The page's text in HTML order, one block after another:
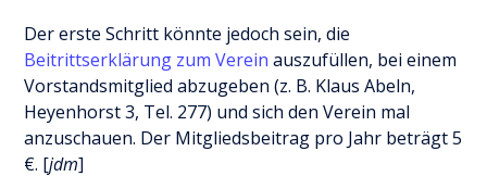
Der erste Schritt könnte jedoch sein, die
Beitrittserklärung zum Vereinauszufüllen, bei einem
Vorstandsmitglied abzugeben (z. B. Klaus Abeln,
Heyenhorst 3, Tel. 277) und sich den Verein mal
anzuschauen. Der Mitgliedsbeitrag pro Jahr beträgt 5
€. [jdm]